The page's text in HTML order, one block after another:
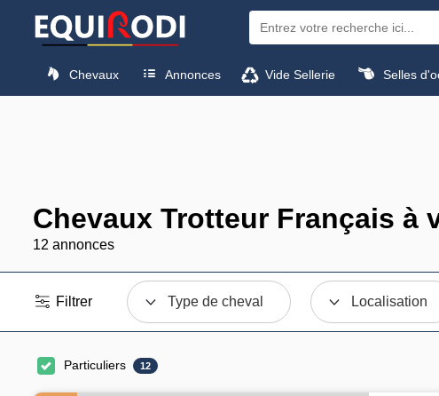
Chevaux Annonces Vide Sellerie Selles
Chevaux Trotteur Français à
12 annonces
Filtrer Type de cheval Localisation
Particuliers 12